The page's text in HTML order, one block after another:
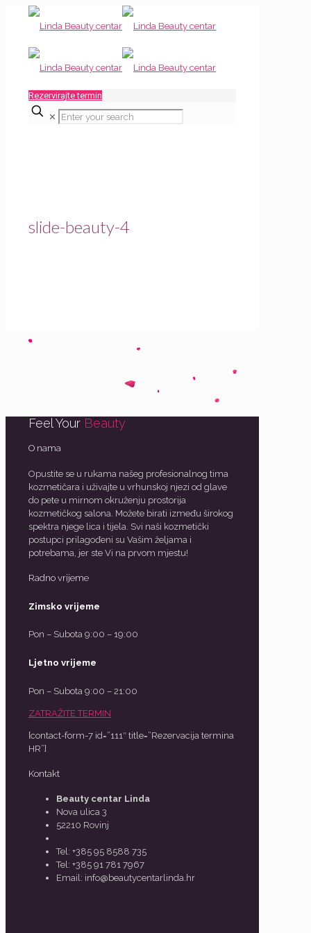
Rezervirajte termin
✕
slide-beauty-4
Feel Your Beauty
O nama
Opustite se u rukama našeg profesionalnog tima
kozmetičara i uživajte u vrhunskoj njezi od glave
do pete u mirnom okruženju prostorija
kozmetičkog salona. Možete birati između širokog
spektra njege lica i tijela. Svi naši kozmetički
postupci prilagođeni su Vašim željama i
potrebama, jer ste Vi na prvom mjestu!
Radno vrijeme
Zimsko vrijeme
Pon – Subota 9:00 – 19:00
Ljetno vrijeme
Pon – Subota 9:00 – 21:00
ZATRAŽITE TERMIN
[contact-form-7 id=”111″ title=”Rezervacija termina
HR”]
Kontakt
Beauty centar Linda
Nova ulica 3
52210 Rovinj
Tel: +385 95 8588 735
Tel: +385 91 781 7967
Email: info@beautycentarlinda.hr